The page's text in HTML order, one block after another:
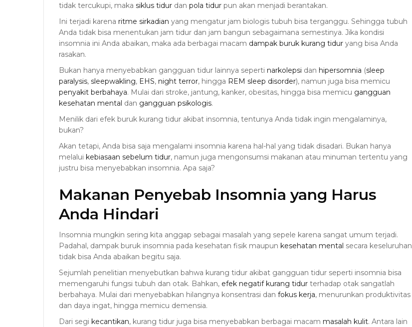
tidak tercukupi, maka siklus tidur dan pola tidur pun akan menjadi berantakan.
Ini terjadi karena ritme sirkadian yang mengatur jam biologis tubuh bisa terganggu. Sehingga tubuh
Anda tidak bisa menentukan jam tidur dan jam bangun sebagaimana semestinya. Jika kondisi
insomnia ini Anda abaikan, maka ada berbagai macam dampak buruk kurang tidur yang bisa Anda
rasakan.
Bukan hanya menyebabkan gangguan tidur lainnya seperti narkolepsi dan hipersomnia (sleep
paralysis, sleepwakling, EHS, night terror, hingga REM sleep disorder), namun juga bisa memicu
penyakit berbahaya. Mulai dari stroke, jantung, kanker, obesitas, hingga bisa memicu gangguan
kesehatan mental dan gangguan psikologis.
Menilik dari efek buruk kurang tidur akibat insomnia, tentunya Anda tidak ingin mengalaminya,
bukan?
Akan tetapi, Anda bisa saja mengalami insomnia karena hal-hal yang tidak disadari. Bukan hanya
melalui kebiasaan sebelum tidur, namun juga mengonsumsi makanan atau minuman tertentu yang
justru bisa menyebabkan insomnia. Apa saja?
Makanan Penyebab Insomnia yang Harus
Anda Hindari
Insomnia mungkin sering kita anggap sebagai masalah yang sepele karena sangat umum terjadi.
Padahal, dampak buruk insomnia pada kesehatan fisik maupun kesehatan mental secara keseluruhan
tidak bisa Anda abaikan begitu saja.
Sejumlah penelitian menyebutkan bahwa kurang tidur akibat gangguan tidur seperti insomnia bisa
memengaruhi fungsi tubuh dan otak. Bahkan, efek negatif kurang tidur terhadap otak sangatlah
berbahaya. Mulai dari menyebabkan hilangnya konsentrasi dan fokus kerja, menurunkan produktivitas
dan daya ingat, hingga memicu demensia.
Dari segi kecantikan, kurang tidur juga bisa menyebabkan berbagai macam masalah kulit. Antara lain